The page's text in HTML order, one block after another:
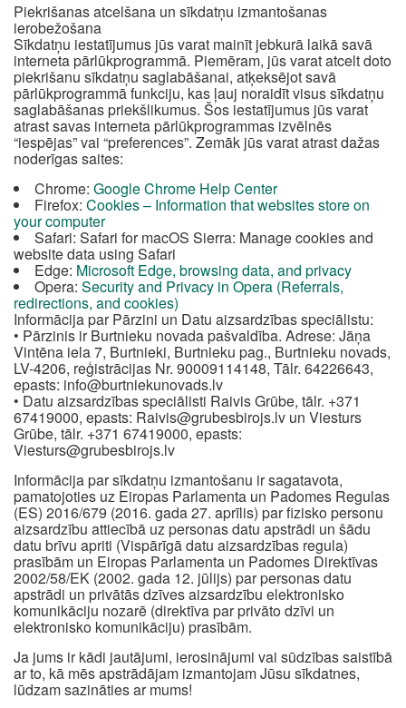
Piekrišanas atcelšana un sīkdatņu izmantošanas
ierobežošana
Sīkdatņu iestatījumus jūs varat mainīt jebkurā laikā savā
interneta pārlūkprogrammā. Piemēram, jūs varat atcelt doto
piekrišanu sīkdatņu saglabāšanai, atķeksējot savā
pārlūkprogrammā funkciju, kas ļauj noraidīt visus sīkdatņu
saglabāšanas priekšlikumus. Šos iestatījumus jūs varat
atrast savas interneta pārlūkprogrammas izvēlnēs
“iespējas” vai “preferences”. Zemāk jūs varat atrast dažas
noderīgas saites:
Chrome: Google Chrome Help Center
Firefox: Cookies – Information that websites store on
your computer
Safari: Safari for macOS Sierra: Manage cookies and
website data using Safari
Edge: Microsoft Edge, browsing data, and privacy
Opera: Security and Privacy in Opera (Referrals,
redirections, and cookies)
Informācija par Pārzini un Datu aizsardzības speciālistu:
• Pārzinis ir Burtnieku novada pašvaldība. Adrese: Jāņa
Vintēna iela 7, Burtnieki, Burtnieku pag., Burtnieku novads,
LV-4206, reģistrācijas Nr. 90009114148, Tālr. 64226643,
epasts: info@burtniekunovads.lv
• Datu aizsardzības speciālisti Raivis Grūbe, tālr. +371
67419000, epasts: Raivis@grubesbirojs.lv un Viesturs
Grūbe, tālr. +371 67419000, epasts:
Viesturs@grubesbirojs.lv
Informācija par sīkdatņu izmantošanu ir sagatavota,
pamatojoties uz Eiropas Parlamenta un Padomes Regulas
(ES) 2016/679 (2016. gada 27. aprīlis) par fizisko personu
aizsardzību attiecībā uz personas datu apstrādi un šādu
datu brīvu apriti (Vispārīgā datu aizsardzības regula)
prasībām un Eiropas Parlamenta un Padomes Direktīvas
2002/58/EK (2002. gada 12. jūlijs) par personas datu
apstrādi un privātās dzīves aizsardzību elektronisko
komunikāciju nozarē (direktīva par privāto dzīvi un
elektronisko komunikāciju) prasībām.
Ja jums ir kādi jautājumi, ierosinājumi vai sūdzības saistībā
ar to, kā mēs apstrādājam izmantojam Jūsu sīkdatnes,
lūdzam sazināties ar mums!